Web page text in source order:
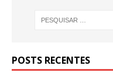
POSTS RECENTES